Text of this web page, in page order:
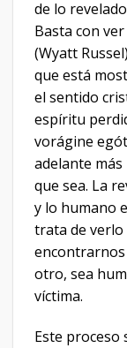
de lo
Basta con
(Wyatt
que está
el sentido
espíritu
vorágine
adelante
que sea. La
y lo humano
trata de verlo
encontrarnos
otro, sea
víctima.
Este proceso